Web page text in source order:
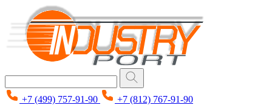
+7 (499) 757-91-90 +7 (812) 767-91-90